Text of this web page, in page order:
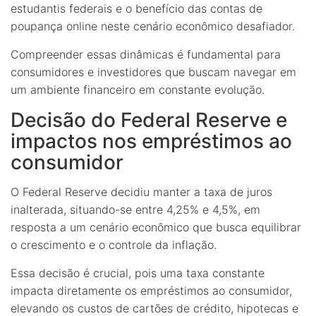
estudantis federais e o benefício das contas de
poupança online neste cenário econômico desafiador.
Compreender essas dinâmicas é fundamental para
consumidores e investidores que buscam navegar em
um ambiente financeiro em constante evolução.
Decisão do Federal Reserve e
impactos nos empréstimos ao
consumidor
O Federal Reserve decidiu manter a taxa de juros
inalterada, situando-se entre 4,25% e 4,5%, em
resposta a um cenário econômico que busca equilibrar
o crescimento e o controle da inflação.
Essa decisão é crucial, pois uma taxa constante
impacta diretamente os empréstimos ao consumidor,
elevando os custos de cartões de crédito, hipotecas e